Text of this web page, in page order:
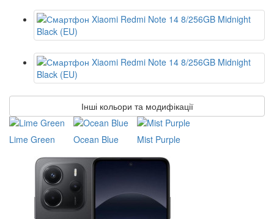
Інші кольори та модифікації
Lime Green Ocean Blue Mist Purple